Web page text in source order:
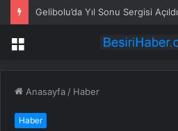
Gelibolu’da Yıl Sonu Sergisi Açıldı
Menü
Anasayfa / Haber
Haber